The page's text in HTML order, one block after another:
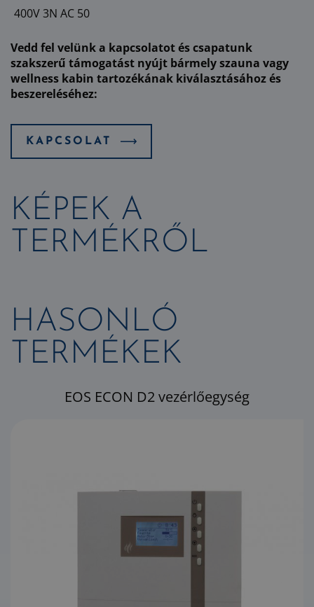
400V 3N AC 50
Vedd fel velünk a kapcsolatot és csapatunk
szakszerű támogatást nyújt bármely szauna vagy
wellness kabin tartozékának kiválasztásához és
beszereléséhez:
KAPCSOLAT
KÉPEK A
TERMÉKRŐL
HASONLÓ
TERMÉKEK
EOS ECON D2 vezérlőegység